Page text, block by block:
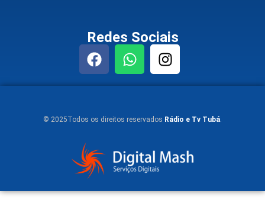
Redes Sociais
© 2025Todos os direitos reservados Rádio e Tv Tubá.